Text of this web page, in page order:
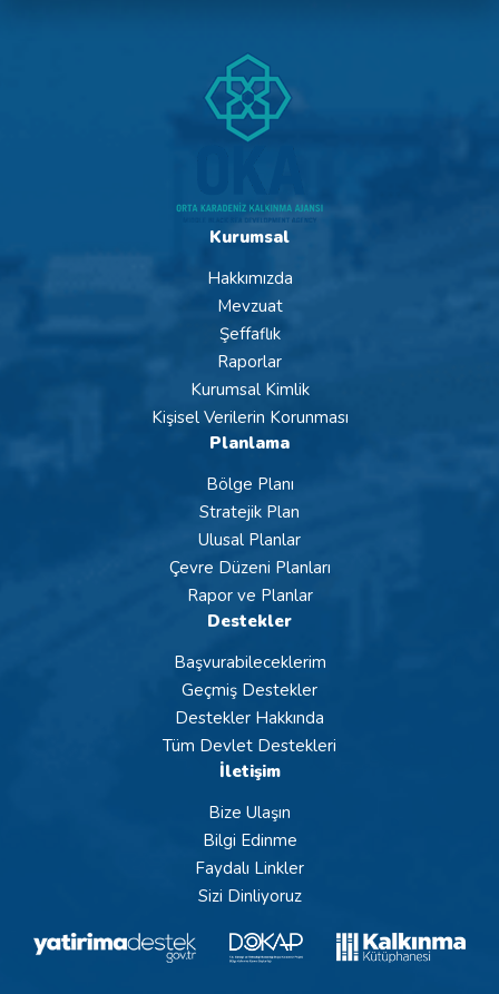
Kurumsal
Hakkımızda
Mevzuat
Şeffaflık
Raporlar
Kurumsal Kimlik
Kişisel Verilerin Korunması
Planlama
Bölge Planı
Stratejik Plan
Ulusal Planlar
Çevre Düzeni Planları
Rapor ve Planlar
Destekler
Başvurabileceklerim
Geçmiş Destekler
Destekler Hakkında
Tüm Devlet Destekleri
İletişim
Bize Ulaşın
Bilgi Edinme
Faydalı Linkler
Sizi Dinliyoruz